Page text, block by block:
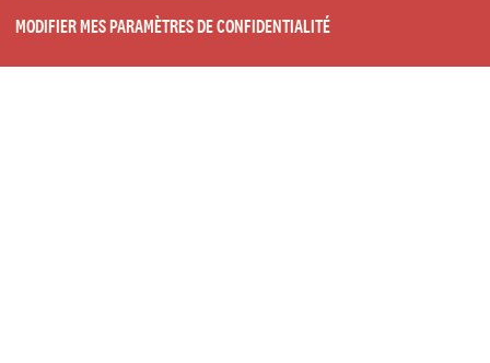
MODIFIER MES PARAMÈTRES DE CONFIDENTIALITÉ